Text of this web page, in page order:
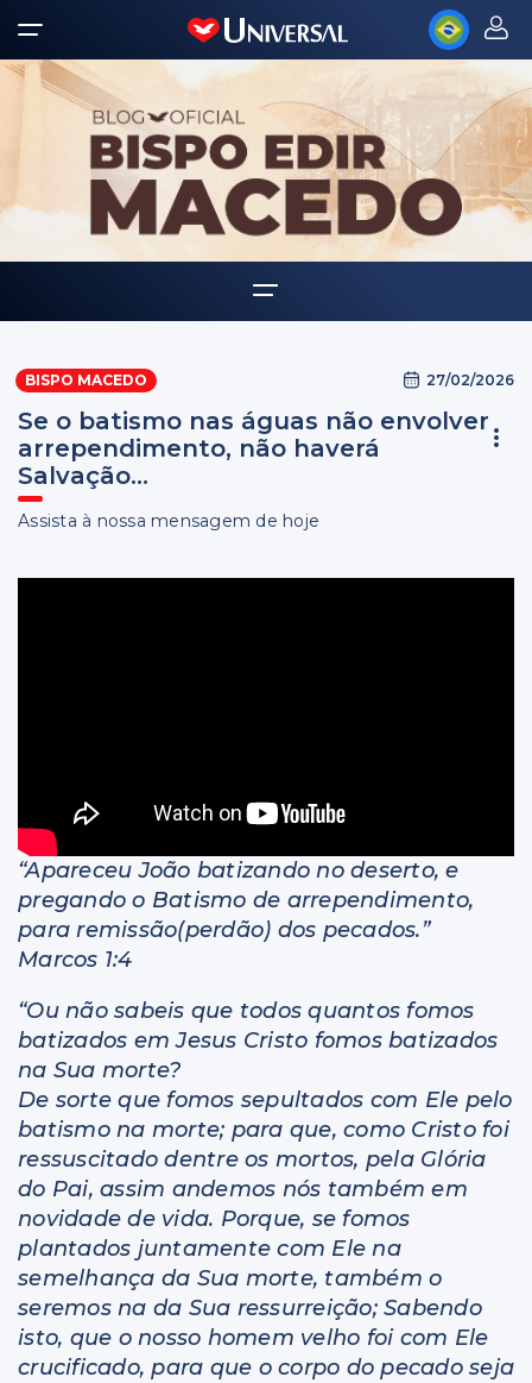
Biografia
Multimídia
Palavra Amiga
BISPO MACEDO 27/02/2026
Se o batismo nas águas não envolver
arrependimento, não haverá
Salvação...
Assista à nossa mensagem de hoje
“Apareceu João batizando no deserto, e
pregando o Batismo de arrependimento,
para remissão(perdão) dos pecados.”
Marcos 1:4
“Ou não sabeis que todos quantos fomos
batizados em Jesus Cristo fomos batizados
na Sua morte?
De sorte que fomos sepultados com Ele pelo
batismo na morte; para que, como Cristo foi
ressuscitado dentre os mortos, pela Glória
do Pai, assim andemos nós também em
novidade de vida. Porque, se fomos
plantados juntamente com Ele na
semelhança da Sua morte, também o
seremos na da Sua ressurreição; Sabendo
isto, que o nosso homem velho foi com Ele
crucificado, para que o corpo do pecado seja